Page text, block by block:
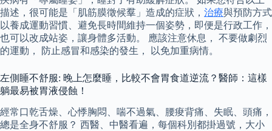
描述，很可能是「肌筋膜徵候羣」造成的症狀， 治療與預防方式
以養成運動習慣、避免長時間維持一個姿勢，即便是行政工作，
也可以改成站姿，讓身體多活動。 應該注意休息， 不要做劇烈
的運動， 防止感冒和感染的發生， 以免加重病情。
左側睡不舒服: 晚上怎麼睡，比較不會胃食道逆流？醫師：這樣
躺最易被胃液侵蝕！
經常口乾舌燥、心悸胸悶、喘不過氣、腰痠背痛、失眠、頭痛，
總是全身不舒服？ 西醫、中醫看遍，每個科別都掛過號，大小